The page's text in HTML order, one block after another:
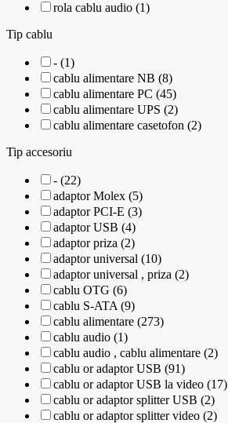
rola cablu audio (1)
Tip cablu
- (1)
cablu alimentare NB (8)
cablu alimentare PC (45)
cablu alimentare UPS (2)
cablu alimentare casetofon (2)
Tip accesoriu
- (22)
adaptor Molex (5)
adaptor PCI-E (3)
adaptor USB (4)
adaptor priza (2)
adaptor universal (10)
adaptor universal , priza (2)
cablu OTG (6)
cablu S-ATA (9)
cablu alimentare (273)
cablu audio (1)
cablu audio , cablu alimentare (2)
cablu or adaptor USB (91)
cablu or adaptor USB la video (17)
cablu or adaptor splitter USB (2)
cablu or adaptor splitter video (2)